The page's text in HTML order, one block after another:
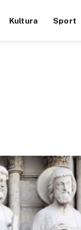
Kultura Sport